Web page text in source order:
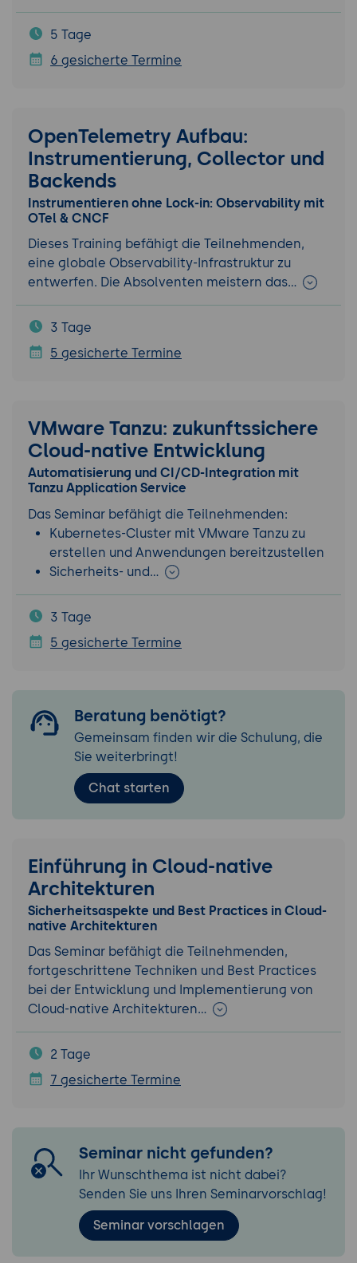
5 Tage
6 gesicherte Termine
OpenTelemetry Aufbau:
Instrumentierung, Collector und
Backends
Instrumentieren ohne Lock-in: Observability mit
OTel & CNCF
Dieses Training befähigt die Teilnehmenden,
eine globale Observability-Infrastruktur zu
entwerfen. Die Absolventen meistern das…
3 Tage
5 gesicherte Termine
VMware Tanzu: zukunftssichere
Cloud-native Entwicklung
Automatisierung und CI/CD-Integration mit
Tanzu Application Service
Das Seminar befähigt die Teilnehmenden:
Kubernetes-Cluster mit VMware Tanzu zu
erstellen und Anwendungen bereitzustellen
Sicherheits- und…
3 Tage
5 gesicherte Termine
Beratung benötigt?
Gemeinsam finden wir die Schulung, die
Sie weiterbringt!
Chat starten
Einführung in Cloud-native
Architekturen
Sicherheitsaspekte und Best Practices in Cloud-
native Architekturen
Das Seminar befähigt die Teilnehmenden,
fortgeschrittene Techniken und Best Practices
bei der Entwicklung und Implementierung von
Cloud-native Architekturen…
2 Tage
7 gesicherte Termine
Seminar nicht gefunden?
Ihr Wunschthema ist nicht dabei?
Senden Sie uns Ihren Seminarvorschlag!
Seminar vorschlagen